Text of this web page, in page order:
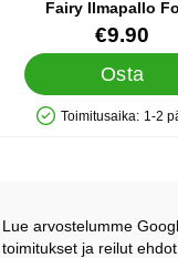
Fairy Ilmapallo
Tuote.nro 44231
€9.90
Osta
Saatavuus: Varastossa
Toimitusaika: 1-2
Lue arvostelumme
toimitukset ja reilut